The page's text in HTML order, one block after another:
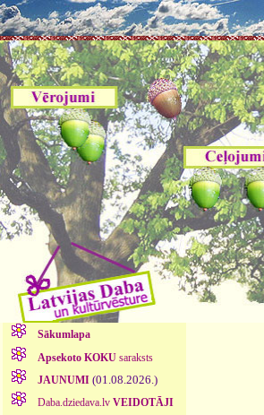
Sākumlapa
Apsekoto KOKUsaraksts
JAUNUMI (01.08.2026.)
Daba.dziedava.lv VEIDOTĀJI